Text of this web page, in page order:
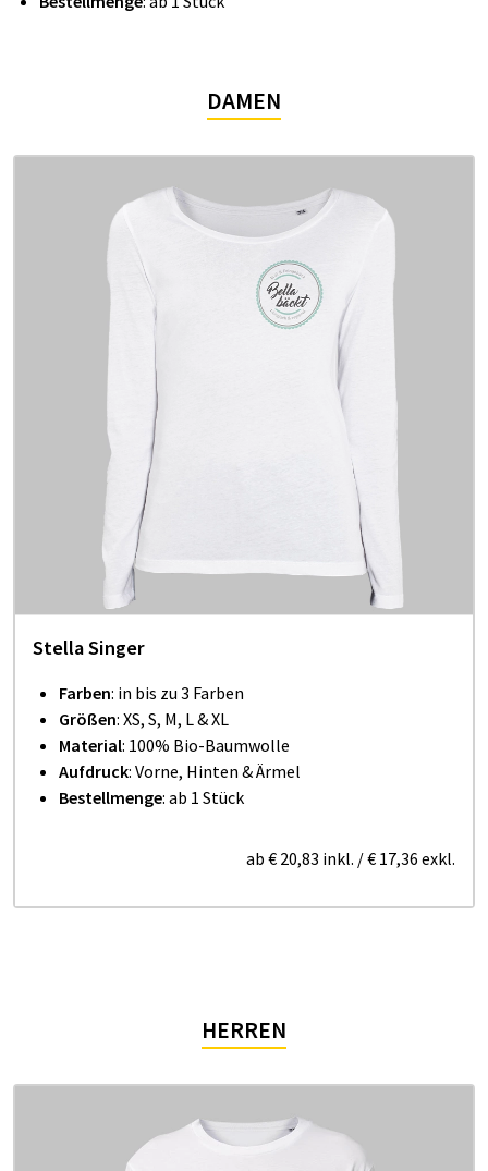
DAMEN
Stella Singer
Farben: in bis zu 3 Farben
Größen: XS, S, M, L & XL
Material: 100% Bio-Baumwolle
Aufdruck: Vorne, Hinten & Ärmel
Bestellmenge: ab 1 Stück
ab € 20,83 inkl. /€ 17,36 exkl.
HERREN